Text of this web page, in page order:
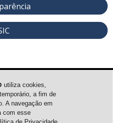
utiliza cookies,
a fim de
A navegação em
com esse